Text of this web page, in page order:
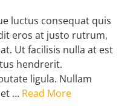
luctus consequat quis
eros at justo rutrum,
Ut facilisis nulla at est
hendrerit.
ligula. Nullam
… Read More